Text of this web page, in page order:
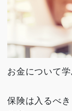
お金について
保険は入るべき